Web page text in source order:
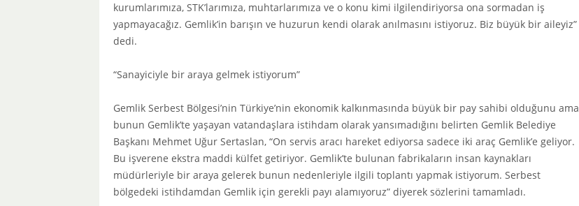
kurumlarımıza, STK’larımıza, muhtarlarımıza ve o konu kimi ilgilendiriyorsa ona sormadan iş
yapmayacağız. Gemlik’in barışın ve huzurun kendi olarak anılmasını istiyoruz. Biz büyük bir aileyiz”
dedi.
“Sanayiciyle bir araya gelmek istiyorum”
Gemlik Serbest Bölgesi’nin Türkiye’nin ekonomik kalkınmasında büyük bir pay sahibi olduğunu ama
bunun Gemlik’te yaşayan vatandaşlara istihdam olarak yansımadığını belirten Gemlik Belediye
Başkanı Mehmet Uğur Sertaslan, “On servis aracı hareket ediyorsa sadece iki araç Gemlik’e geliyor.
Bu işverene ekstra maddi külfet getiriyor. Gemlik’te bulunan fabrikaların insan kaynakları
müdürleriyle bir araya gelerek bunun nedenleriyle ilgili toplantı yapmak istiyorum. Serbest
bölgedeki istihdamdan Gemlik için gerekli payı alamıyoruz” diyerek sözlerini tamamladı.